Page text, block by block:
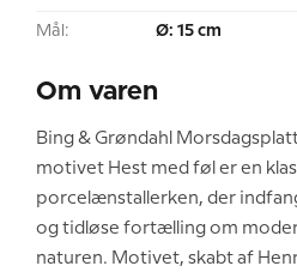
Mål: Ø: 15 cm
Om varen
Bing & Grøndahl
motivet Hest med føl er en
porcelænstallerken, der
og tidløse fortælling om
naturen. Motivet, skabt af